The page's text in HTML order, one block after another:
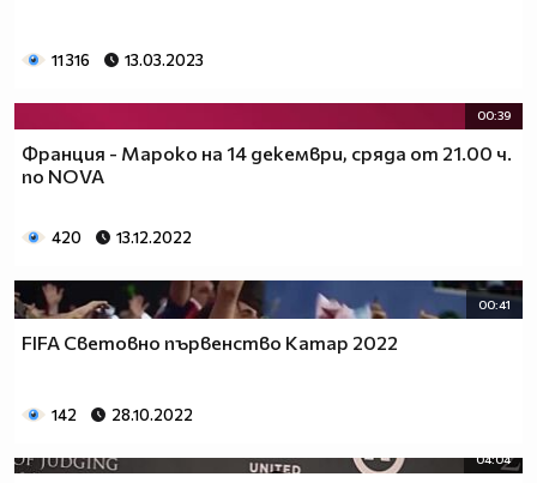
11 316 13.03.2023
00:39
Франция - Мароко на 14 декември, сряда от 21.00 ч.
по NOVA
420 13.12.2022
00:41
FIFA Световно първенство Катар 2022
142 28.10.2022
04:04